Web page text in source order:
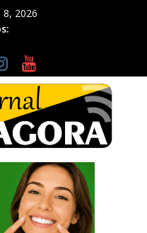
2026
maus-tratos são presos em
e educação ambiental
vários celulares antigos em